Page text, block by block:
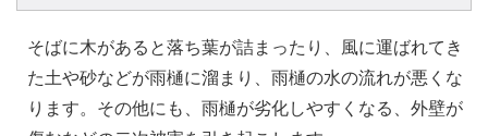
そばに木があると落ち葉が詰まったり、風に運ばれてき
た土や砂などが雨樋に溜まり、雨樋の水の流れが悪くな
ります。その他にも、雨樋が劣化しやすくなる、外壁が